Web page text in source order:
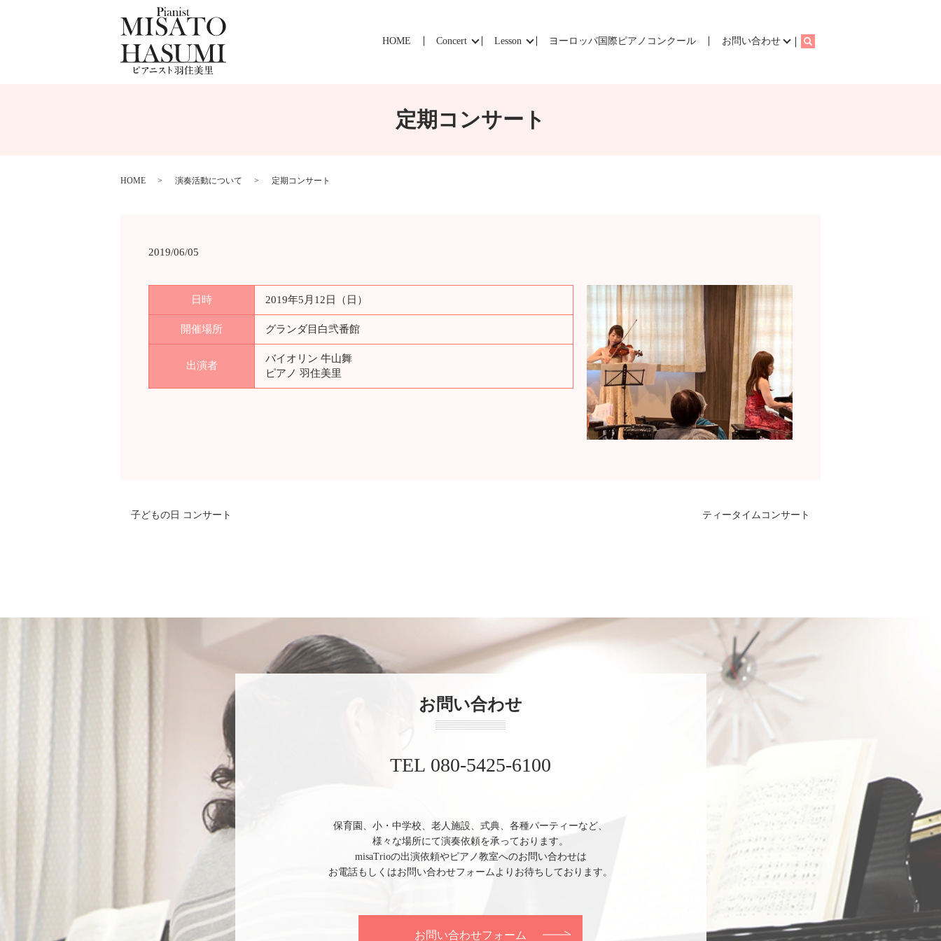
HOME Concert Lesson ヨーロッパ国際ピアノコンクール お問い合わせ search
定期コンサート
HOME 演奏活動について 定期コンサート
2019/06/05
日時 2019年5月12日（日）
開催場所 グランダ目白弐番館
出演者
バイオリン 牛山舞
ピアノ 羽住美里
子どもの日 コンサート ティータイムコンサート
お問い合わせ
TEL 080-5425-6100
保育園、小・中学校、老人施設、式典、各種パーティーなど、
様々な場所にて演奏依頼を承っております。
misaTrioの出演依頼やピアノ教室へのお問い合わせは
お電話もしくはお問い合わせフォームよりお待ちしております。
お問い合わせフォーム